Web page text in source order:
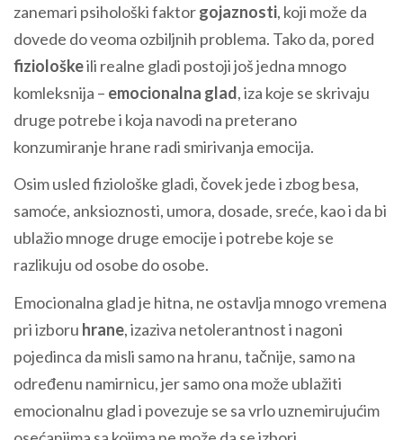
zanemari psihološki faktorgojaznosti, koji može da
dovede do veoma ozbiljnih problema. Tako da, pored
fiziološkeili realne gladi postoji još jedna mnogo
komleksnija – emocionalna glad, iza koje se skrivaju
druge potrebe i koja navodi na preterano
konzumiranje hrane radi smirivanja emocija.
Osim usled fiziološke gladi, čovek jede i zbog besa,
samoće, anksioznosti, umora, dosade, sreće, kao i da bi
ublažio mnoge druge emocije i potrebe koje se
razlikuju od osobe do osobe.
Emocionalna glad je hitna, ne ostavlja mnogo vremena
pri izboru hrane, izaziva netolerantnost i nagoni
pojedinca da misli samo na hranu, tačnije, samo na
određenu namirnicu, jer samo ona može ublažiti
emocionalnu glad i povezuje se sa vrlo uznemirujućim